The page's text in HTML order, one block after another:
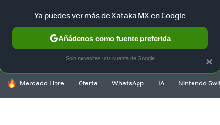
SELECCIÓN GAMING HOME AUTO TERRITORIO
HOY SE HABLA DE
Mercado Libre Oferta WhatsApp IA Nintendo
×
Ya puedes ver más de Xataka MX en Google
Añádenos como fuente preferida
Solo necesitas una cuenta de Google